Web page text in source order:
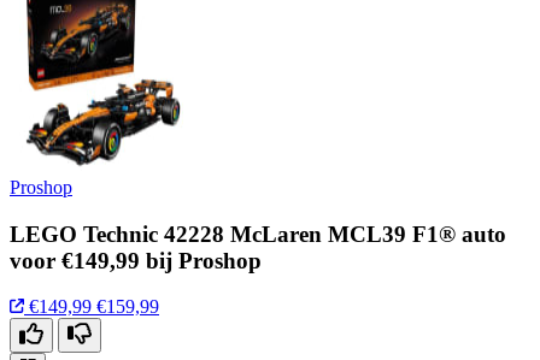
Proshop
LEGO Technic 42228 McLaren MCL39 F1® auto
voor €149,99 bij Proshop
€149,99 €159,99